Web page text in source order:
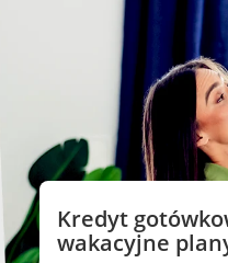
Kredyt
wakacyjne